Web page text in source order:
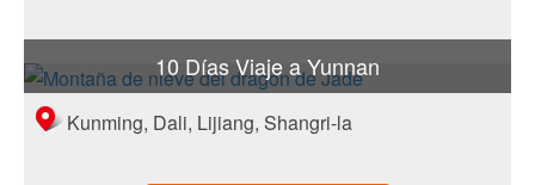
10 Días Viaje a Yunnan
Kunming, Dali, Lijiang, Shangri-la